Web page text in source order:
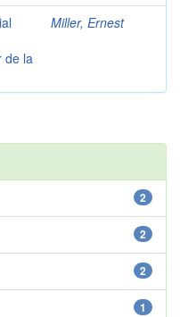
de la
Miller, Ernest
2
2
2
1